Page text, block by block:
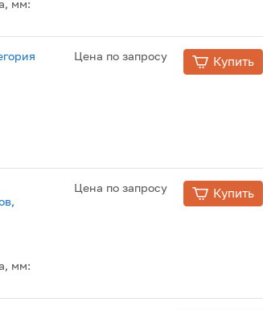
мм:
Цена по запросу Купить
мм:
Цена по запросу Купить